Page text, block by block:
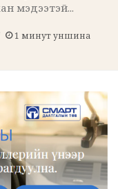
мэдээтэй...
1 минут уншина